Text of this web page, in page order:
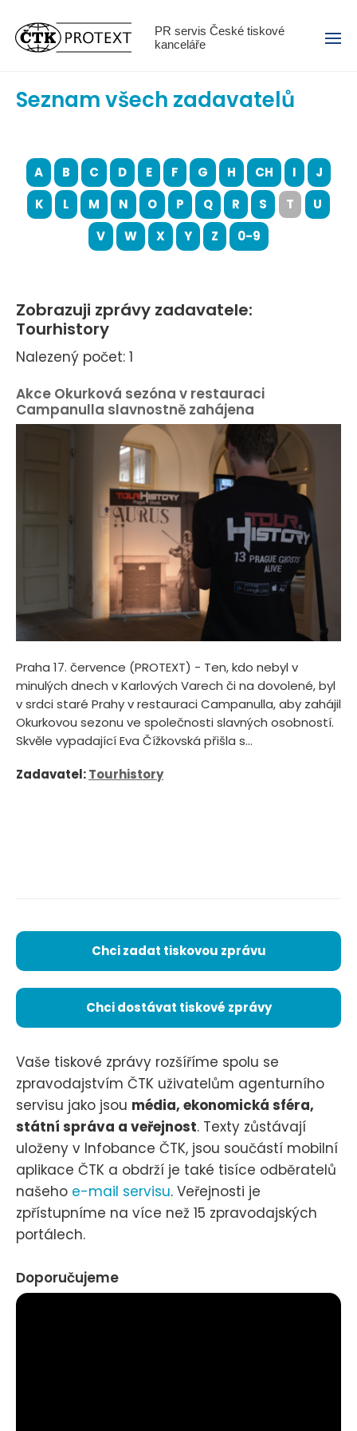
PR servis České tiskové
kanceláře
Menu
Seznam všech zadavatelů
A B C D E F G H CH I
J
K
L M N O P Q R S T
U
V
W X Y Z 0-9
Zobrazuji zprávy zadavatele:
Tourhistory
Nalezený počet: 1
Akce Okurková sezóna v restauraci
Campanulla slavnostně zahájena
Praha 17. července (PROTEXT) - Ten, kdo nebyl v
minulých dnech v Karlových Varech či na dovolené, byl
v srdci staré Prahy v restauraci Campanulla, aby zahájil
Okurkovou sezonu ve společnosti slavných osobností.
Skvěle vypadající Eva Čížkovská přišla s...
Zadavatel:Tourhistory
Chci zadat tiskovou zprávu
Chci dostávat tiskové zprávy
Vaše tiskové zprávy rozšíříme spolu se
zpravodajstvím ČTK uživatelům agenturního
servisu jako jsou média, ekonomická sféra,
státní správa a veřejnost. Texty zůstávají
uloženy v Infobance ČTK, jsou součástí mobilní
aplikace ČTK a obdrží je také tisíce odběratelů
našeho e-mail servisu. Veřejnosti je
zpřístupníme na více než 15 zpravodajských
portálech.
Doporučujeme